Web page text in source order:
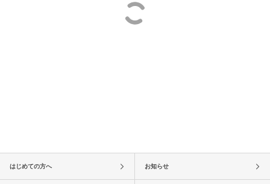
はじめての方へ お知らせ